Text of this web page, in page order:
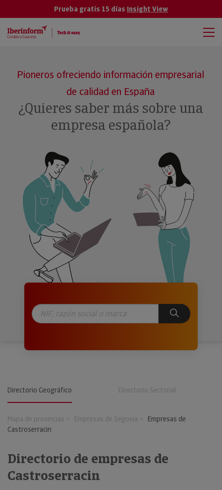
Prueba gratis 15 días Insight View
Pioneros ofreciendo información empresarial
de calidad en España
¿Quieres saber más sobre una
empresa española?
Directorio Geográfico Directorio Sectorial
Mapa de provincias Empresas de Segovia
Empresas de
Castroserracin
Directorio de empresas de
Castroserracin